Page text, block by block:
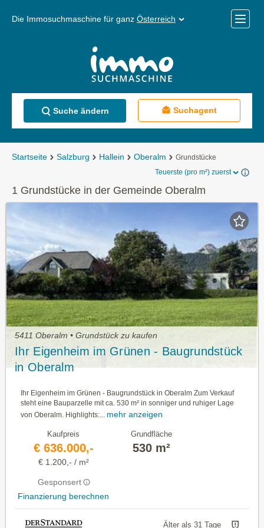
Die Immosuchmaschine für ganz Österreich
Menü
Suche ändern Suchagent
Startseite Salzburg Hallein Oberalm
Grundstücke
Teuerste (pro m²) zuerst
1 Grundstücke in der Gemeinde Oberalm
5411 Oberalm • Grundstück zu kaufen
Ihr Eigenheim im Grünen - Baugrundstück
in Oberalm
Ihr Eigenheim im Grünen - Baugrundstück in Oberalm Zum Verkauf
steht eine Bauparzelle mit ca. 530 m² in sonniger und ruhiger Lage
von Oberalm. Highlights:...
mehr anzeigen
Kaufpreis
€ 636.000,-
€ 1.200,- / m²
Gesponsert
Finanzierung berechnen
Grundfläche
530 m²
Älter als 31 Tage